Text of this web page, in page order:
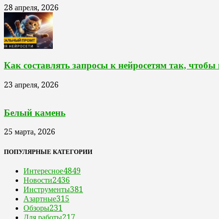
28 апреля, 2026
Как составлять запросы к нейросетям так,
23 апреля, 2026
Белый камень
25 марта, 2026
ПОПУЛЯРНЫЕ КАТЕГОРИИ
Интересное4849
Новости2436
Инструменты381
Азартные315
Обзоры231